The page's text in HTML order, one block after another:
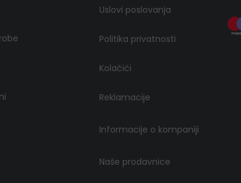
Uslovi poslovanja
Politika privatnosti
Kolačići
Reklamacije
Informacije o kompaniji
Naše prodavnice